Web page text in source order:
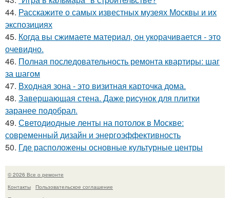
44. Расскажите о самых известных музеях Москвы и их
экспозициях
45. Когда вы сжимаете материал, он укорачивается - это
очевидно.
46. Полная последовательность ремонта квартиры: шаг
за шагом
47. Входная зона - это визитная карточка дома.
48. Завершающая стена. Даже рисунок для плитки
заранее подобрал.
49. Светодиодные ленты на потолок в Москве:
современный дизайн и энергоэффективность
50. Где расположены основные культурные центры
© 2026 Все о ремонте
Контакты
Пользовательское соглашение